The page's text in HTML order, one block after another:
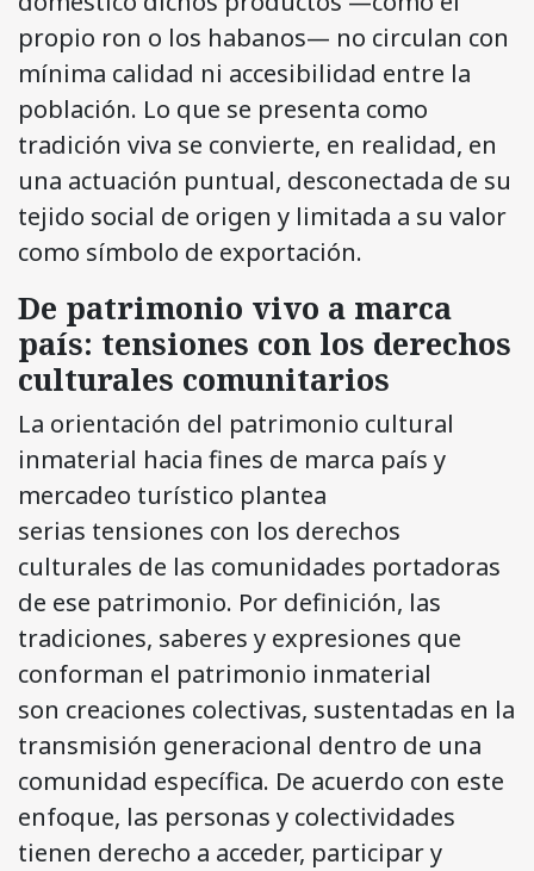
propio ron o los habanos— no circulan con
mínima calidad ni accesibilidad entre la
población. Lo que se presenta como
tradición viva se convierte, en realidad, en
una actuación puntual, desconectada de su
tejido social de origen y limitada a su valor
como símbolo de exportación.
De patrimonio vivo a marca
país: tensiones con los derechos
culturales comunitarios
La orientación del patrimonio cultural
inmaterial hacia fines de marca país y
mercadeo turístico plantea
serias tensiones con los derechos
culturales de las comunidades portadoras
de ese patrimonio. Por definición, las
tradiciones, saberes y expresiones que
conforman el patrimonio inmaterial
son creaciones colectivas, sustentadas en la
transmisión generacional dentro de una
comunidad específica. De acuerdo con este
enfoque, las personas y colectividades
tienen derecho a acceder, participar y